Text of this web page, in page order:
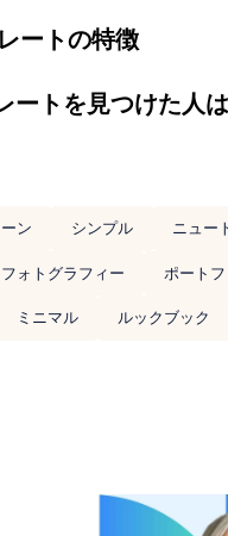
ートの特徴
ートを見つけた人
ン シンプル
ニュー
フォトグラフィー
ポート
ミニマル ルックブック